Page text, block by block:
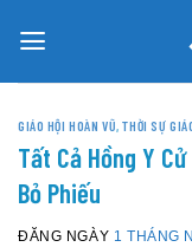
GIÁO HỘI HOÀN VŨ,THỜI SỰ
Tất Cả Hồng Y
Bỏ Phiếu
ĐĂNG NGÀY 1 THÁNG